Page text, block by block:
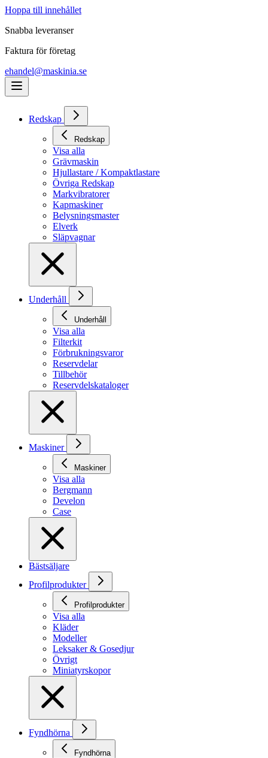
Hoppa till innehållet
Snabba leveranser
Faktura för företag
ehandel@maskinia.se
Redskap
Redskap
Visa alla
Grävmaskin
Hjullastare / Kompaktlastare
Övriga Redskap
Markvibratorer
Kapmaskiner
Belysningsmaster
Elverk
Släpvagnar
Underhåll
Underhåll
Visa alla
Filterkit
Förbrukningsvaror
Reservdelar
Tillbehör
Reservdelskataloger
Maskiner
Maskiner
Visa alla
Bergmann
Develon
Case
Bästsäljare
Profilprodukter
Profilprodukter
Visa alla
Kläder
Modeller
Leksaker & Gosedjur
Övrigt
Miniatyrskopor
Fyndhörna
Fyndhörna